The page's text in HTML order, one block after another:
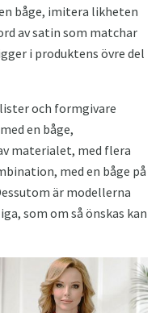
båge, imitera likheten
av satin som matchar
i produktens övre del
och formgivare
en båge,
materialet, med flera
med en båge på
är modellerna
som om så önskas kan